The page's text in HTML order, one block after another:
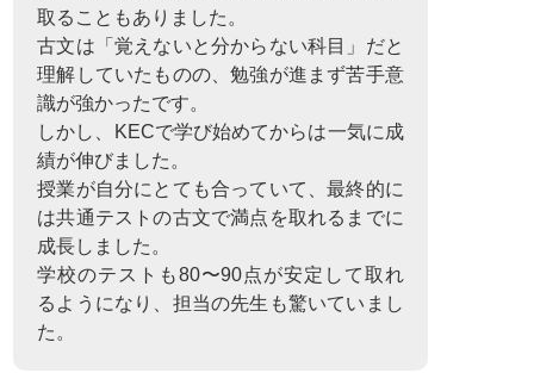
取ることもありました。
古文は「覚えないと分からない科目」だと
理解していたものの、勉強が進まず苦手意
識が強かったです。
しかし、KECで学び始めてからは一気に成
績が伸びました。
授業が自分にとても合っていて、最終的に
は共通テストの古文で満点を取れるまでに
成長しました。
学校のテストも80〜90点が安定して取れ
るようになり、担当の先生も驚いていまし
た。